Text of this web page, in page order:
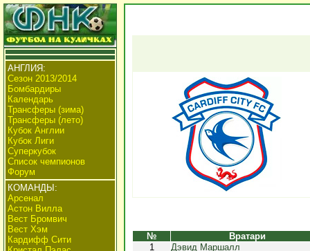
АНГЛИЯ:
Сезон 2013/2014
Бомбардиры
Календарь
Трансферы (зима)
Трансферы (лето)
Кубок Англии
Кубок Лиги
Суперкубок
Список чемпионов
Форум
КОМАНДЫ:
Арсенал
Астон Вилла
Вест Бромвич
Вест Хэм
Кардифф Сити
№
Вратари
1
Дэвид Маршалл